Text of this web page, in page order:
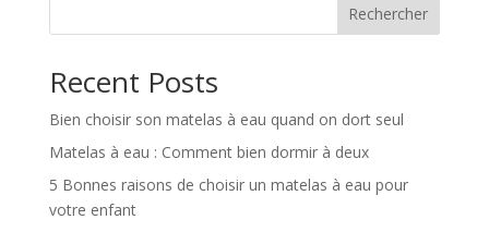
Rechercher
Recent Posts
Bien choisir son matelas à eau quand on dort seul
Matelas à eau : Comment bien dormir à deux
5 Bonnes raisons de choisir un matelas à eau pour
votre enfant